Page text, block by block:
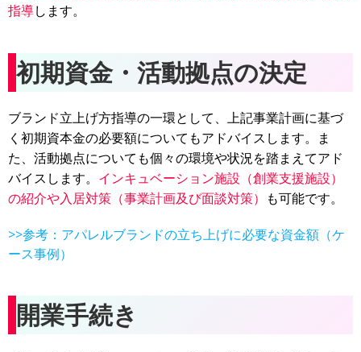
指導します。
初期資金・活動拠点の決定
ブランド立上げ方指導の一環として、上記事業計画に基づ
く初期資本金の必要額についてもアドバイスします。ま
た、活動拠点についても個々の環境や状況を踏まえてアド
バイスします。 インキュベーション施設（創業支援施設）
の紹介や入居対策（事業計画及び面談対策） も可能です。
>>参考：アパレルブランドの立ち上げに必要な資金額（ケ
ース事例）
開業手続き